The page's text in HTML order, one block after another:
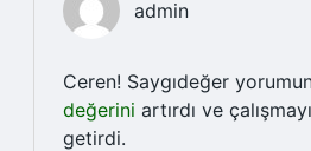
admin
Ceren! Saygıdeğer
değerini artırdı ve
getirdi.